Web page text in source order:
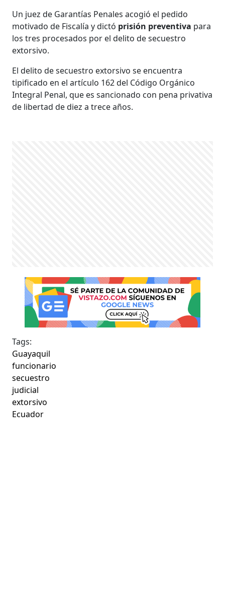
Un juez de Garantías Penales acogió el pedido
motivado de Fiscalía y dictó prisión preventiva para
los tres procesados por el delito de secuestro
extorsivo.
El delito de secuestro extorsivo se encuentra
tipificado en el artículo 162 del Código Orgánico
Integral Penal, que es sancionado con pena privativa
de libertad de diez a trece años.
Tags:
Guayaquil
funcionario
secuestro
judicial
extorsivo
Ecuador